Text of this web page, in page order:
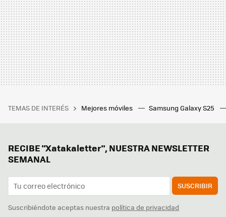
TEMAS DE INTERÉS Mejores móviles Samsung Galaxy S25
RECIBE "Xatakaletter", NUESTRA NEWSLETTER
SEMANAL
SUSCRIBIR
Suscribiéndote aceptas nuestra política de privacidad